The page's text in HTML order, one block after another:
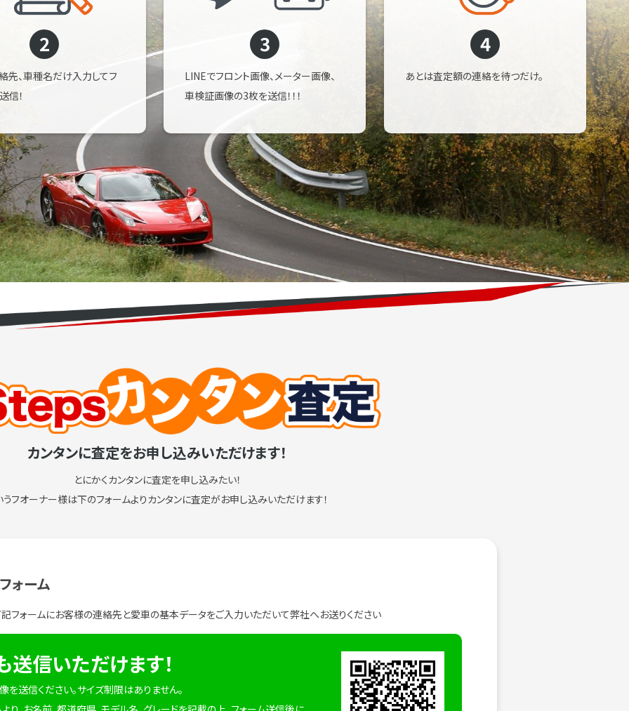
2
先、車種名だけ入力してフ
信！
3
LINEでフロント画像、メーター画像、
車検証画像の3枚を送信！！！
4
あとは査定額の連絡を待つだけ。
カンタンに査定をお申し込みいただけます！
とにかくカンタンに査定を申し込みたい！
うフオーナー様は下のフォームよりカンタンに査定がお申し込みいただけます！
ォーム
フォームにお客様の連絡先と愛車の基本データをご入力いただいて弊社へお送りください
信いただけます！
送信ください。サイズ制限はありません。